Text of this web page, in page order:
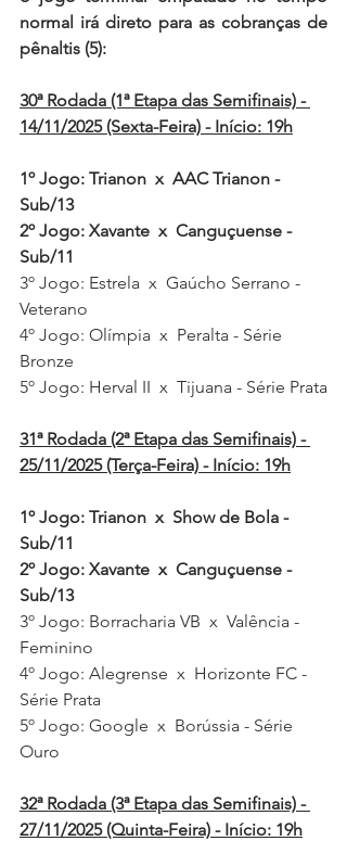
normal irá direto para as cobranças de
pênaltis (5):
30ª Rodada (1ª Etapa das Semifinais) -
14/11/2025 (Sexta-Feira) - Início: 19h
1º Jogo: Trianon  x  AAC Trianon -
Sub/13
2º Jogo: Xavante  x  Canguçuense -
Sub/11
3º Jogo: Estrela  x  Gaúcho Serrano -
Veterano
4º Jogo: Olímpia  x  Peralta - Série
Bronze
5º Jogo: Herval II  x  Tijuana - Série Prata
31ª Rodada (2ª Etapa das Semifinais) -
25/11/2025 (Terça-Feira) - Início: 19h
1º Jogo: Trianon  x  Show de Bola -
Sub/11
2º Jogo: Xavante  x  Canguçuense -
Sub/13
3º Jogo: Borracharia VB  x  Valência -
Feminino
4º Jogo: Alegrense  x  Horizonte FC -
Série Prata
5º Jogo: Google  x  Borússia - Série
Ouro
32ª Rodada (3ª Etapa das Semifinais) -
27/11/2025 (Quinta-Feira) - Início: 19h